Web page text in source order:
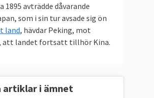
1895 avträdde dåvarande
som i sin tur avsade sig ön
land, hävdar Peking, mot
att landet fortsatt tillhör Kina.
artiklar i ämnet